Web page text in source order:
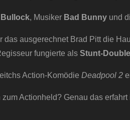
, Musiker Bad Bunny und
das ausgerechnet Brad Pitt die
fungierte als Stunt-Double
Action-Komödie Deadpool 2
Actionheld? Genau das